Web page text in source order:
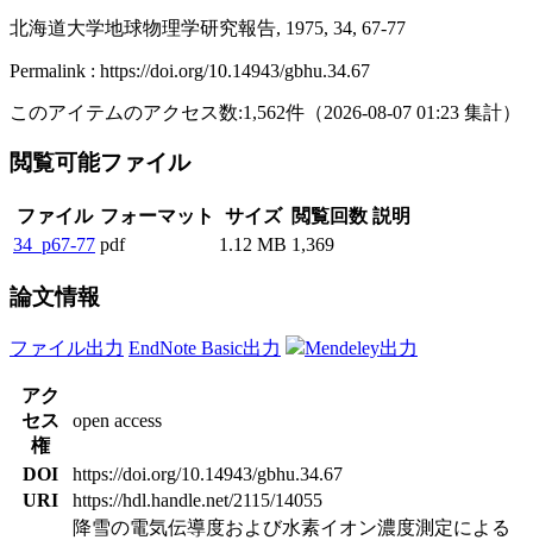
北海道大学地球物理学研究報告, 1975, 34, 67-77
Permalink : https://doi.org/10.14943/gbhu.34.67
このアイテムのアクセス数:1,562件 （2026-08-07 01:23 集計）
閲覧可能ファイル
ファイル フォーマット サイズ 閲覧回数 説明
34_p67-77 pdf 1.12 MB 1,369
論文情報
ファイル出力 EndNote Basic出力 Mendeley出力
アク
セス
権
open access
DOI
https://doi.org/10.14943/gbhu.34.67
URI
https://hdl.handle.net/2115/14055
降雪の電気伝導度および水素イオン濃度測定による